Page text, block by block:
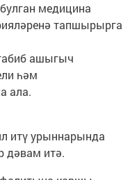
медицина
тапшырырга
ашыгыч
һәм
ала.
итү урыннарында
дәвам итә.